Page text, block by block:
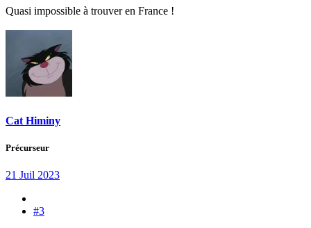
Quasi impossible à trouver en France !
Cat Himiny
Précurseur
21 Juil 2023
#3